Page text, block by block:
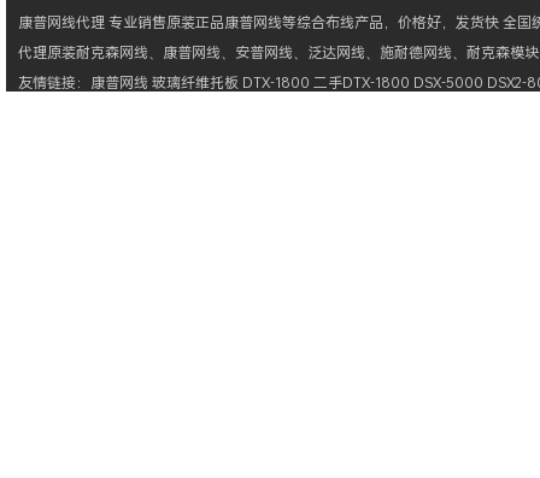
康普网线代理 专业销售原装正品康普网线等综合布线产品，价格好，发货快 全
代理原装耐克森网线、 康普网线、 安普网线、 泛达网线、 施耐德网线、 耐克森模块
友情链接： 康普网线玻璃纤维托板 DTX-1800 二手DTX-1800 DSX-5000 DSX2-